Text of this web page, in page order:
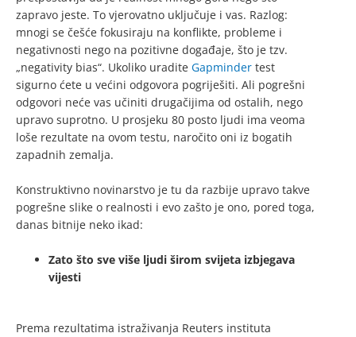
zapravo jeste. To vjerovatno uključuje i vas. Razlog:
mnogi se češće fokusiraju na konflikte, probleme i
negativnosti nego na pozitivne događaje, što je tzv.
„negativity bias“. Ukoliko uradite Gapminder test
sigurno ćete u većini odgovora pogriješiti. Ali pogrešni
odgovori neće vas učiniti drugačijima od ostalih, nego
upravo suprotno. U prosjeku 80 posto ljudi ima veoma
loše rezultate na ovom testu, naročito oni iz bogatih
zapadnih zemalja.
Konstruktivno novinarstvo je tu da razbije upravo takve
pogrešne slike o realnosti i evo zašto je ono, pored toga,
danas bitnije neko ikad:
Zato što sve više ljudi širom svijeta izbjegava
vijesti
Prema rezultatima istraživanja Reuters instituta